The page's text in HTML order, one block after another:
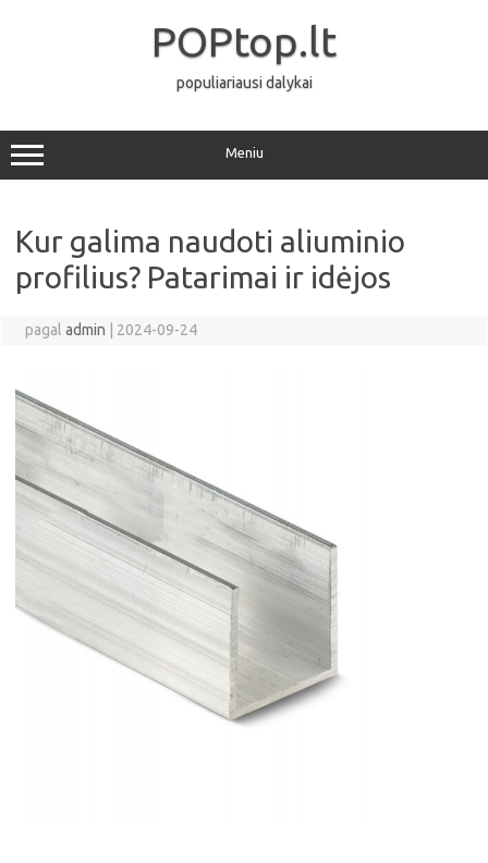
POPtop.lt
populiariausi dalykai
Meniu
Kur galima naudoti aliuminio
profilius? Patarimai ir idėjos
pagal admin 2024-09-24